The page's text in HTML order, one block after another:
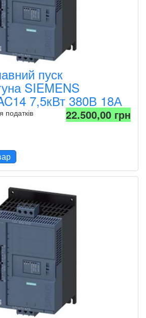
пуск
SIEMENS
7,5кВт 380В 18А
податків 22.500,00 грн